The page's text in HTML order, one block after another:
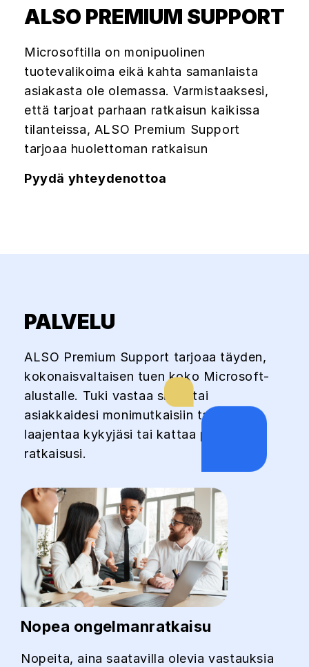
ALSO PREMIUM SUPPORT
Microsoftilla on monipuolinen
tuotevalikoima eikä kahta samanlaista
asiakasta ole olemassa. Varmistaaksesi,
että tarjoat parhaan ratkaisun kaikissa
tilanteissa, ALSO Premium Support
tarjoaa huolettoman ratkaisun
Pyydä yhteydenottoa
PALVELU
ALSO Premium Support tarjoaa täyden,
kokonaisvaltaisen tuen koko Microsoft-
alustalle. Tuki vastaa sinun tai
asiakkaidesi monimutkaisiin tarpeisiin,
laajentaa kykyjäsi tai kattaa paikalliset
ratkaisusi.
Nopea ongelmanratkaisu
Nopeita, aina saatavilla olevia vastauksia